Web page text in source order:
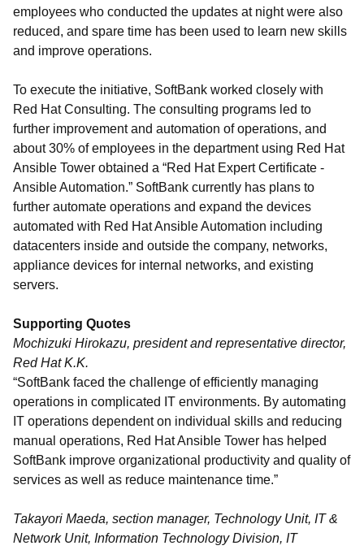
employees who conducted the updates at night were also
reduced, and spare time has been used to learn new skills
and improve operations.
To execute the initiative, SoftBank worked closely with
Red Hat Consulting. The consulting programs led to
further improvement and automation of operations, and
about 30% of employees in the department using Red Hat
Ansible Tower obtained a “Red Hat Expert Certificate -
Ansible Automation.” SoftBank currently has plans to
further automate operations and expand the devices
automated with Red Hat Ansible Automation including
datacenters inside and outside the company, networks,
appliance devices for internal networks, and existing
servers.
Supporting Quotes
Mochizuki Hirokazu, president and representative director,
Red Hat K.K.
“SoftBank faced the challenge of efficiently managing
operations in complicated IT environments. By automating
IT operations dependent on individual skills and reducing
manual operations, Red Hat Ansible Tower has helped
SoftBank improve organizational productivity and quality of
services as well as reduce maintenance time.”
Takayori Maeda, section manager, Technology Unit, IT &
Network Unit, Information Technology Division, IT